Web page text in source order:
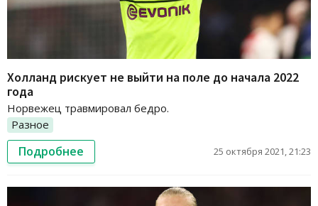
Холланд рискует не выйти на поле до начала 2022
года
Норвежец травмировал бедро.
Разное
Подробнее 25 октября 2021, 21:23